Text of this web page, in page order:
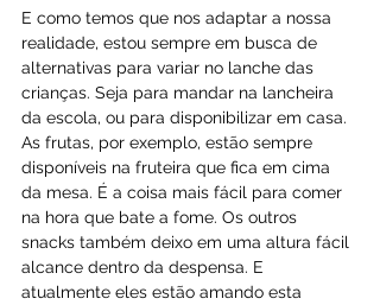
E como temos que nos adaptar a nossa
realidade, estou sempre em busca de
alternativas para variar no lanche das
crianças. Seja para mandar na lancheira
da escola, ou para disponibilizar em casa.
As frutas, por exemplo, estão sempre
disponíveis na fruteira que fica em cima
da mesa. É a coisa mais fácil para comer
na hora que bate a fome. Os outros
snacks também deixo em uma altura fácil
alcance dentro da despensa. E
atualmente eles estão amando esta